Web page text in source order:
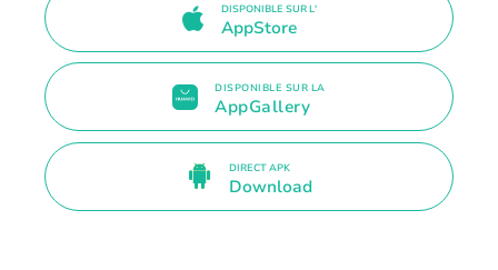
DISPONIBLE SUR L'
AppStore
DISPONIBLE SUR LA
AppGallery
DIRECT APK
Download